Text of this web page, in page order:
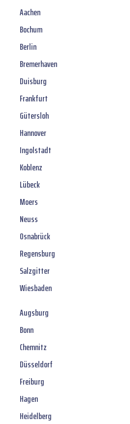
Aachen
Bochum
Berlin
Bremerhaven
Duisburg
Frankfurt
Gütersloh
Hannover
Ingolstadt
Koblenz
Lübeck
Moers
Neuss
Osnabrück
Regensburg
Salzgitter
Wiesbaden
Augsburg
Bonn
Chemnitz
Düsseldorf
Freiburg
Hagen
Heidelberg